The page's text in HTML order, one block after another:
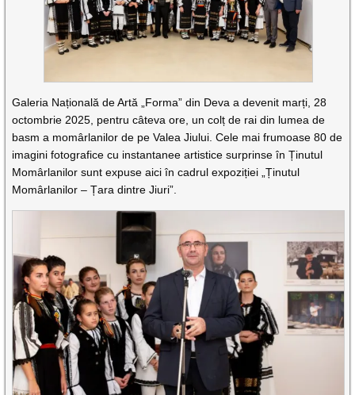
Galeria Națională de Artă „Forma” din Deva a devenit marți, 28
octombrie 2025, pentru câteva ore, un colț de rai din lumea de
basm a momârlanilor de pe Valea Jiului. Cele mai frumoase 80 de
imagini fotografice cu instantanee artistice surprinse în Ținutul
Momârlanilor sunt expuse aici în cadrul expoziției „Ținutul
Momârlanilor – Țara dintre Jiuri”.